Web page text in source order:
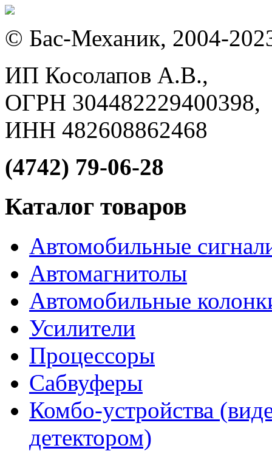
© Бас-Механик, 2004-
ИП Косолапов А.В.,
ОГРН 304482229400398,
ИНН 482608862468
(4742) 79-06-28
Каталог товаров
Автомобильные
Автомагнитолы
Автомобильные
Усилители
Процессоры
Сабвуферы
Комбо-устройства
детектором)